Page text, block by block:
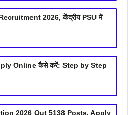
2026, केंद्रीय PSU में
Online कैसे करें: Step by Step
2026 Out 5138 Posts, Apply